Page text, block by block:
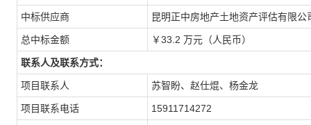
中标供应商 昆明正中房地产土地资产评估有限公
总中标金额 ￥33.2 万元（人民币）
联系人及联系方式：
项目联系人 苏智盼、赵仕焜、杨金龙
项目联系电话 15911714272